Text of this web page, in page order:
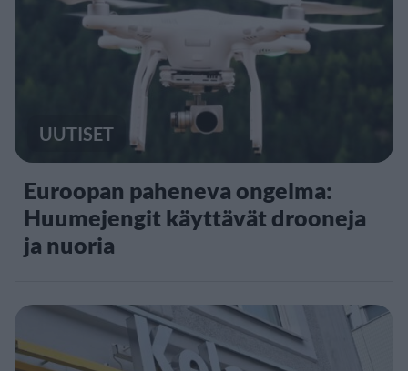
UUTISET
Euroopan paheneva ongelma:
Huumejengit käyttävät drooneja
ja nuoria